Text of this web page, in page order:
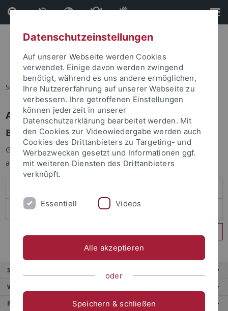
Direkt
zum
Inhalt
Direkt
zur
Fußleiste
Sie sind hier: Startseite
Anmelden
Benutzeranmeldung
Geben Sie Ihren Benutzernamen und Ihr Passwort an um sich
anzumelden:
Service
Weitere Angebote
Portale
Datenschutzeinstellungen
Auf unserer Webseite werden Cookies
verwendet. Einige davon werden zwingend
benötigt, während es uns andere ermöglichen,
Ihre Nutzererfahrung auf unserer Webseite zu
verbessern. Ihre getroffenen Einstellungen
können jederzeit in unserer
Datenschutzerklärung bearbeitet werden. Mit
den Cookies zur Videowiedergabe werden auch
Cookies des Drittanbieters zu Targeting- und
Werbezwecken gesetzt und Informationen ggf.
mit weiteren Diensten des Drittanbieters
verknüpft.
Essentiell Videos
Alle akzeptieren
oder
Speichern & schließen